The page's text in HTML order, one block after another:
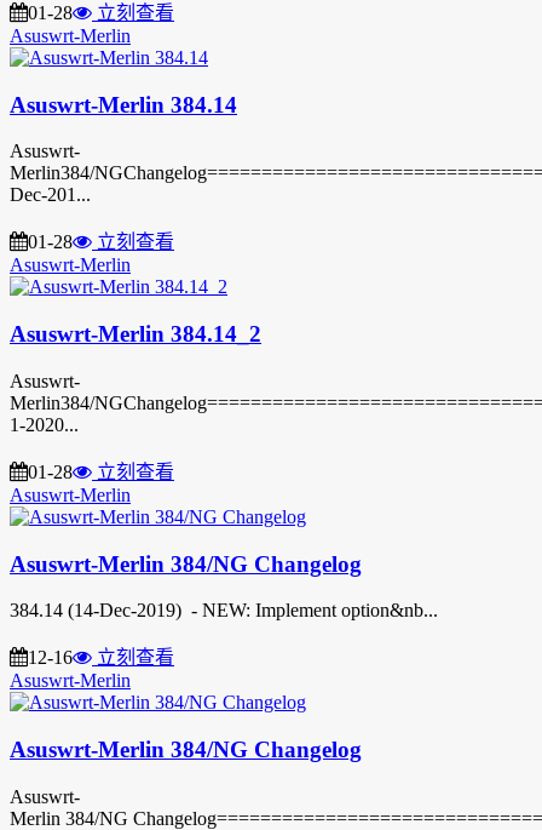
01-28
立刻查看
Asuswrt-Merlin
Asuswrt-Merlin 384.14
Asuswrt-
Merlin384/
Dec-201...
01-28
立刻查看
Asuswrt-Merlin
Asuswrt-Merlin 384.14_2
Asuswrt-
Merlin384/
1-2020...
01-28
立刻查看
Asuswrt-Merlin
Asuswrt-Merlin 384/NG Changelog
384.14 (14-Dec-2019) - NEW: Implement option&nb...
12-16
立刻查看
Asuswrt-Merlin
Asuswrt-Merlin 384/NG Changelog
Asuswrt-
Merlin 384/NG